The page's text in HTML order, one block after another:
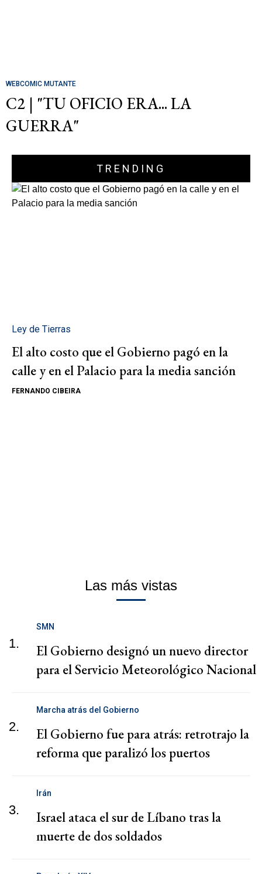
WEBCOMIC MUTANTE
C2 | "TU OFICIO ERA... LA
GUERRA"
TRENDING
Ley de Tierras
El alto costo que el Gobierno pagó en la
calle y en el Palacio para la media sanción
FERNANDO CIBEIRA
Las más vistas
1.
SMN
El Gobierno designó un nuevo director
para el Servicio Meteorológico Nacional
2.
Marcha atrás del Gobierno
El Gobierno fue para atrás: retrotrajo la
reforma que paralizó los puertos
3.
Irán
Israel ataca el sur de Líbano tras la
muerte de dos soldados